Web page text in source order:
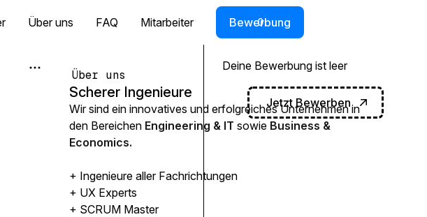
Über uns FAQ Mitarbeiter Bewerbung
0
Deine Bewerbung ist leer
Jetzt Bewerben
Über uns
Scherer Ingenieure
Wir sind ein innovatives und erfolgreiches Unternehmen in
den Bereichen Engineering & IT sowie Business &
Economics.
+ Ingenieure aller Fachrichtungen
+ UX Experts
+ SCRUM Master